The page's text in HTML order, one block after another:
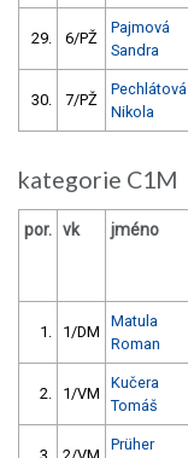
29. 6/PŽ
Pajmová
Sandra
30. 7/PŽ
Pechlátová
Nikola
kategorie C1M
por. vk jméno
1. 1/DM
Matula
Roman
2. 1/VM
Kučera
Tomáš
Prüher